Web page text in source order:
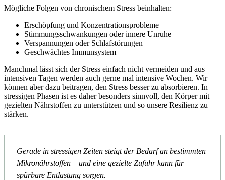
Mögliche Folgen von chronischem Stress beinhalten:
Erschöpfung und Konzentrationsprobleme
Stimmungsschwankungen oder innere Unruhe
Verspannungen oder Schlafstörungen
Geschwächtes Immunsystem
Manchmal lässt sich der Stress einfach nicht vermeiden und aus
intensiven Tagen werden auch gerne mal intensive Wochen. Wir
können aber dazu beitragen, den Stress besser zu absorbieren. In
stressigen Phasen ist es daher besonders sinnvoll, den Körper mit
gezielten Nährstoffen zu unterstützen und so unsere Resilienz zu
stärken.
Gerade in stressigen Zeiten steigt der Bedarf an bestimmten
Mikronährstoffen – und eine gezielte Zufuhr kann für
spürbare Entlastung sorgen.